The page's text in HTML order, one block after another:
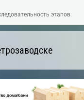
этапов.